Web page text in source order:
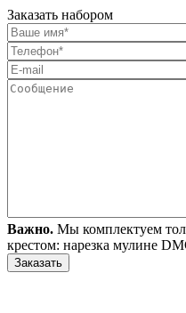
Заказать набором
Важно. Мы комплектуем
крестом: нарезка мулине